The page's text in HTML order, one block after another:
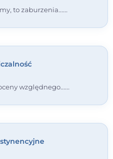
to zaburzenia...
względnego...